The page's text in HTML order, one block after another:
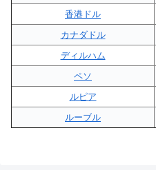
香港ドル
カナダドル
ディルハム
ペソ
ルピア
ルーブル